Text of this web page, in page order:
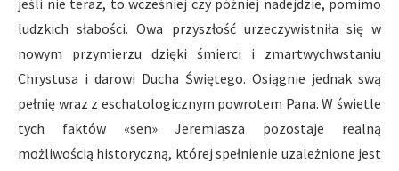
jeśli nie teraz, to wcześniej czy później nadejdzie, pomimo
ludzkich słabości. Owa przyszłość urzeczywistniła się w
nowym przymierzu dzięki śmierci i zmartwychwstaniu
Chrystusa i darowi Ducha Świętego. Osiągnie jednak swą
pełnię wraz z eschatologicznym powrotem Pana. W świetle
tych faktów «sen» Jeremiasza pozostaje realną
możliwością historyczną, której spełnienie uzależnione jest